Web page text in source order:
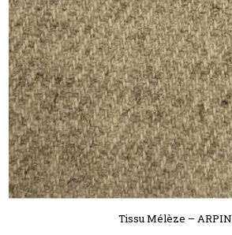
Tissu Mélèze – ARPIN